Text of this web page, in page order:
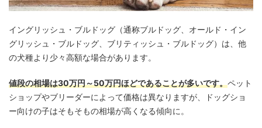
イングリッシュ・ブルドッグ（通称ブルドッグ、オールド・イン
グリッシュ・ブルドッグ、ブリティッシュ・ブルドッグ）は、他
の犬種より少々高額な場合があります。
値段の相場は30万円～50万円ほどであることが多いです。ペット
ショップやブリーダーによって価格は異なりますが、ドッグショ
ー向けの子はそもそもの相場が高くなる傾向に。